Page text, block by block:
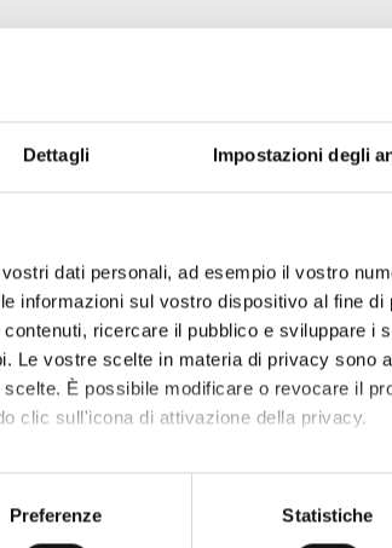
Dettagli Impostazioni degli
dati personali, ad esempio il vostro
informazioni sul vostro dispositivo al fine di
ricercare il pubblico e sviluppare i
Le vostre scelte in materia di privacy sono
È possibile modificare o revocare il
clic sull'icona di attivazione della privacy.
posizione geografica, con
Preferenze Statistiche